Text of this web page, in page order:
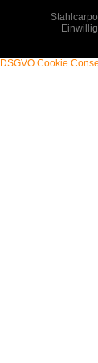
DSGVO Cookie